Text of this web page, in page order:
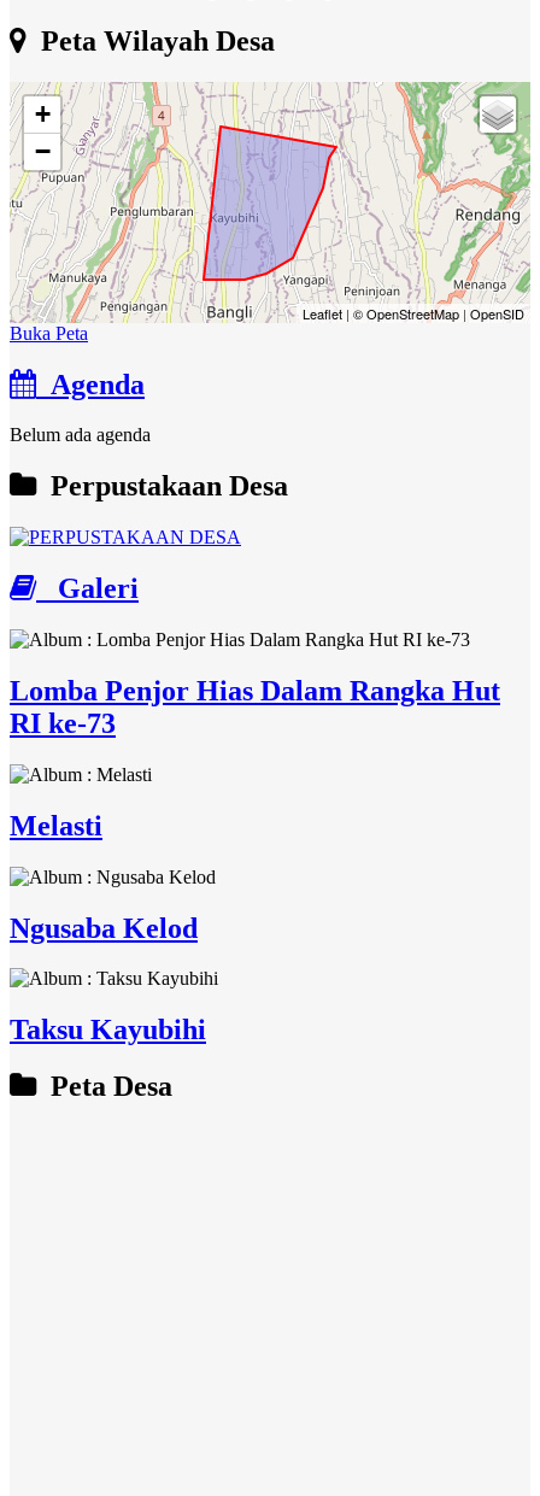
Peta Wilayah Desa
+
−
Leaflet | © OpenStreetMap | OpenSID
Buka Peta
Agenda
Belum ada agenda
Perpustakaan Desa
Galeri
Lomba Penjor Hias Dalam Rangka Hut
RI ke-73
Melasti
Ngusaba Kelod
Taksu Kayubihi
Peta Desa